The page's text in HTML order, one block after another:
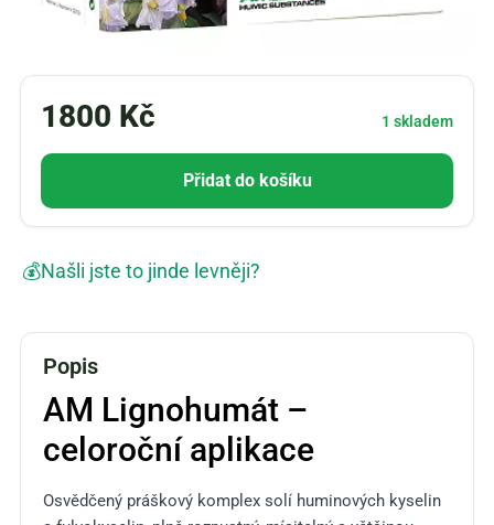
1800 Kč 1 skladem
Přidat do košíku
💰Našli jste to jinde levněji?
Popis
AM Lignohumát –
celoroční aplikace
Osvědčený práškový komplex solí huminových kyselin